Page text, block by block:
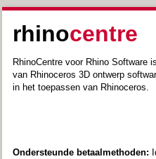
rhinocentre
RhinoCentre voor Rhino Software
van Rhinoceros 3D ontwerp
in het toepassen van Rhinoceros.
Ondersteunde betaalmethoden: